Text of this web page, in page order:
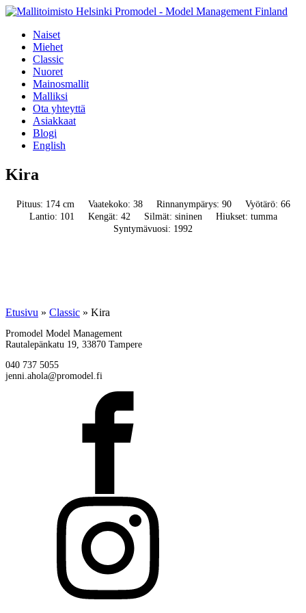
Naiset
Miehet
Classic
Nuoret
Mainosmallit
Malliksi
Ota yhteyttä
Asiakkaat
Blogi
English
Kira
Pituus: 174 cm Vaatekoko: 38 Rinnanympärys: 90
Vyötärö: 66
Lantio: 101
Kengät: 42 Silmät: sininen
Hiukset: tumma
Syntymävuosi: 1992
Etusivu » Classic » Kira
Promodel Model Management
Rautalepänkatu 19, 33870 Tampere
040 737 5055
jenni.ahola@promodel.fi